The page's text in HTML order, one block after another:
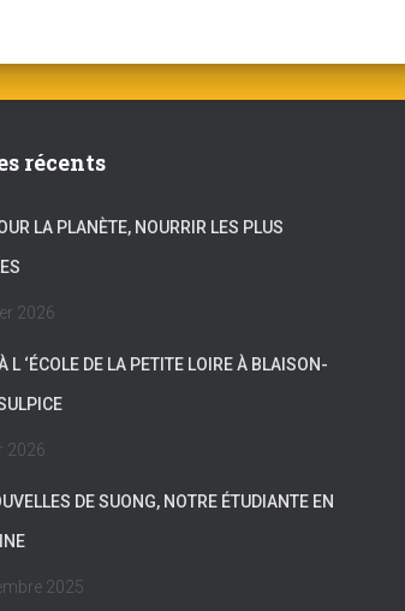
récents
LA PLANÈTE, NOURRIR LES PLUS
2026
L ‘ÉCOLE DE LA PETITE LOIRE À BLAISON-
2026
DE SUONG, NOTRE ÉTUDIANTE EN
2025